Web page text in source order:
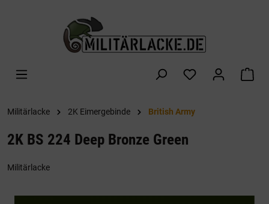
Militärlacke 2K Eimergebinde British Army
2K BS 224 Deep Bronze Green
Militärlacke